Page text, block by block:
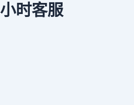
时客服